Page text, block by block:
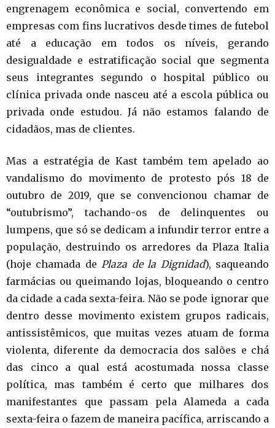
engrenagem econômica e social, convertendo em
empresas com fins lucrativos desde times de futebol
até a educação em todos os níveis, gerando
desigualdade e estratificação social que segmenta
seus integrantes segundo o hospital público ou
clínica privada onde nasceu até a escola pública ou
privada onde estudou. Já não estamos falando de
cidadãos, mas de clientes.
Mas a estratégia de Kast também tem apelado ao
vandalismo do movimento de protesto pós 18 de
outubro de 2019, que se convencionou chamar de
“outubrismo”, tachando-os de delinquentes ou
lumpens, que só se dedicam a infundir terror entre a
população, destruindo os arredores da Plaza Italia
(hoje chamada dePlaza de la Dignidad), saqueando
farmácias ou queimando lojas, bloqueando o centro
da cidade a cada sexta-feira. Não se pode ignorar que
dentro desse movimento existem grupos radicais,
antissistêmicos, que muitas vezes atuam de forma
violenta, diferente da democracia dos salões e chá
das cinco a qual está acostumada nossa classe
política, mas também é certo que milhares dos
manifestantes que passam pela Alameda a cada
sexta-feira o fazem de maneira pacífica, arriscando a